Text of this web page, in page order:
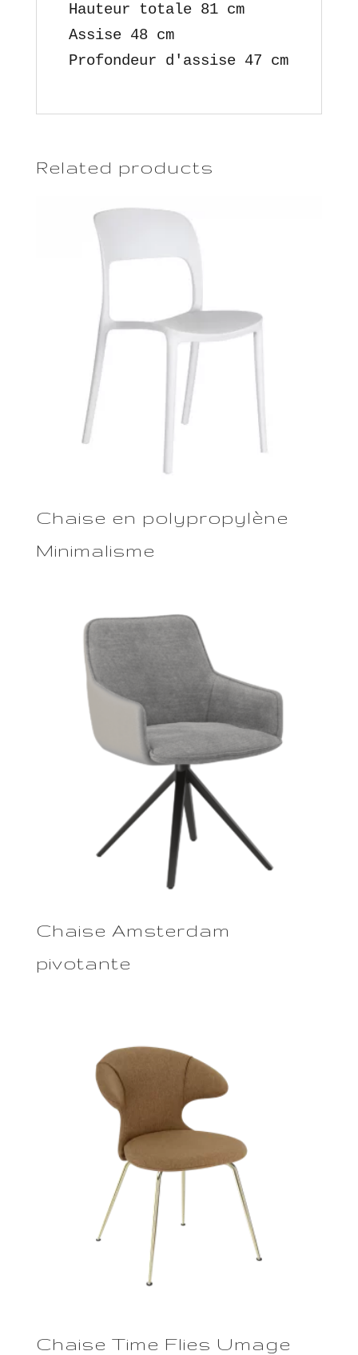
Hauteur totale 81 cm
Assise 48 cm
Profondeur d'assise 47 cm
Related products
Chaise en polypropylène
Minimalisme
Chaise Amsterdam
pivotante
Chaise Time Flies Umage